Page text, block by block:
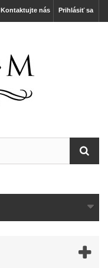
Prihlásiť sa
Kontaktujte nás